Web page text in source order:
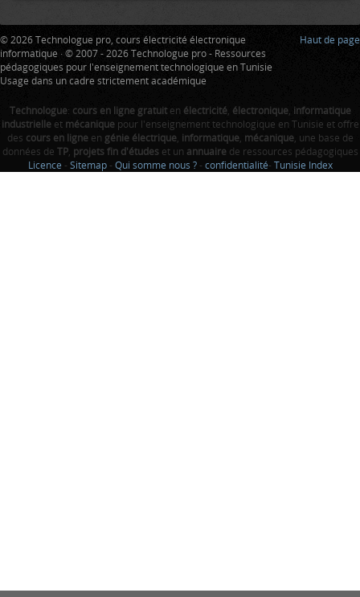
Haut de page
© 2026 Technologue pro, cours électricité électronique
informatique · © 2007 - 2026 Technologue pro - Ressources
pédagogiques pour l'enseignement technologique en Tunisie
Usage dans un cadre strictement académique
Technologue: cours en ligne gratuiten électricité, électronique, informatique
industrielleet mécaniquepour l'enseignement technologique en Tunisie et offre
des cours en ligneen génie électrique, informatique, mécanique, une base de
données de TP, projets fin d'étudeset un annuairede ressources pédagogiques
Licence - Sitemap - Qui somme nous ? - confidentialité- Tunisie Index